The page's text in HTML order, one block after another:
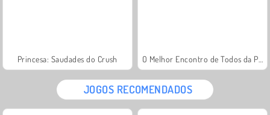
Princesa: Saudades do Crush
JOGOS RECOMENDADOS